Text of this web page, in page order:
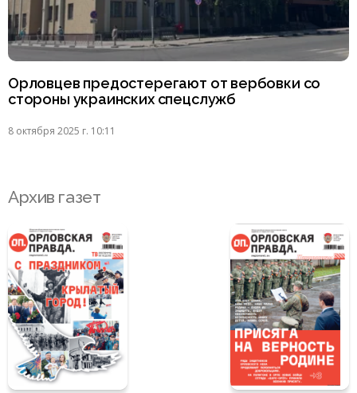
Орловцев предостерегают от вербовки со
стороны украинских спецслужб
8 октября 2025 г. 10:11
Архив газет